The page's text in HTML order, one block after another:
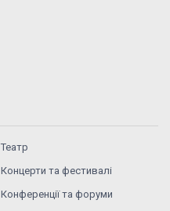
Театр
Концерти та фестивалі
Конференції та форуми